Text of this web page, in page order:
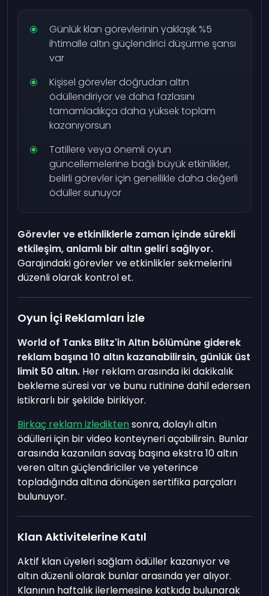
Günlük klan görevlerinin yaklaşık %5
ihtimalle altın güçlendirici düşürme şansı
var
Kişisel görevler doğrudan altın
ödüllendiriyor ve daha fazlasını
tamamladıkça daha yüksek toplam
kazanıyorsun
Tatillere veya önemli oyun
güncellemelerine bağlı büyük etkinlikler,
belirli görevler için genellikle daha değerli
ödüller sunuyor
Görevler ve etkinliklerle zaman içinde sürekli
etkileşim, anlamlı bir altın geliri sağlıyor.
Garajındaki görevler ve etkinlikler sekmelerini
düzenli olarak kontrol et.
Oyun İçi Reklamları İzle
World of Tanks Blitz'in Altın bölümüne giderek
reklam başına 10 altın kazanabilirsin, günlük üst
limit 50 altın. Her reklam arasında iki dakikalık
bekleme süresi var ve bunu rutinine dahil edersen
istikrarlı bir şekilde birikiyor.
Birkaç reklam izlediktensonra, dolaylı altın
ödülleri için bir video konteyneri açabilirsin. Bunlar
arasında kazanılan savaş başına ekstra 10 altın
veren altın güçlendiriciler ve yeterince
topladığında altına dönüşen sertifika parçaları
bulunuyor.
Klan Aktivitelerine Katıl
Aktif klan üyeleri sağlam ödüller kazanıyor ve
altın düzenli olarak bunlar arasında yer alıyor.
Klanının haftalık ilerlemesine katkıda bulunarak